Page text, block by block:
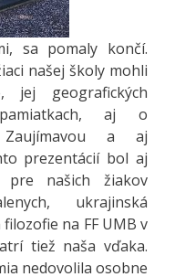
sa pomaly končí.
našej školy mohli
jej geografických
pamiatkach, aj o
Zaujímavou a aj
prezentácií bol aj
pre našich žiakov
ukrajinská
na FF UMB v
tiež naša vďaka.
nedovolila osobne